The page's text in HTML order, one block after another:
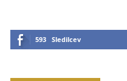
593 Sledilcev